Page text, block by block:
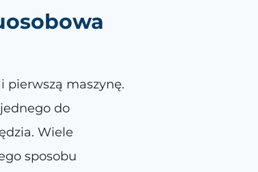
pierwszą maszynę.
do
Wiele
sposobu